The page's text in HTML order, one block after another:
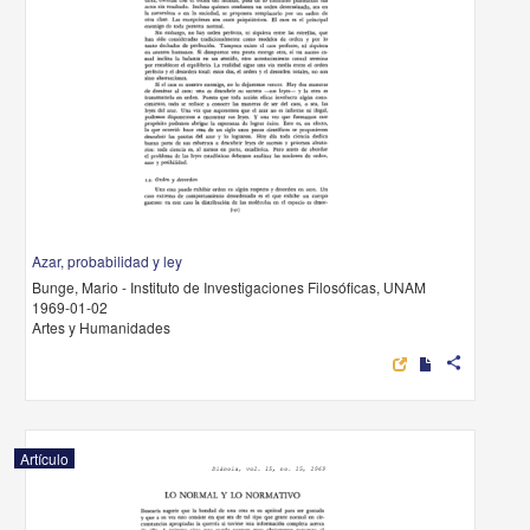
Azar, probabilidad y ley
Bunge, Mario - Instituto de Investigaciones Filosóficas, UNAM
1969-01-02
Artes y Humanidades
share
Artículo